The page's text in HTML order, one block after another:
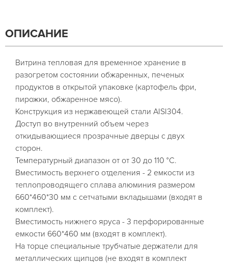
ОПИСАНИЕ
Витрина тепловая для временное хранение в
разогретом состоянии обжаренных, печеных
продуктов в открытой упаковке (картофель фри,
пирожки, обжаренное мясо).
Конструкция из нержавеющей стали AISI304.
Доступ во внутренний объем через
откидывающиеся прозрачные дверцы с двух
сторон.
Температурный диапазон от от 30 до 110 °C.
Вместимость верхнего отделения - 2 емкости из
теплопроводящего сплава алюминия размером
660*460*30 мм с сетчатыми вкладышами (входят в
комплект).
Вместимость нижнего яруса - 3 перфорированные
емкости 660*460 мм (входят в комплект).
На торце специальные трубчатые держатели для
металлических щипцов (не входят в комплект